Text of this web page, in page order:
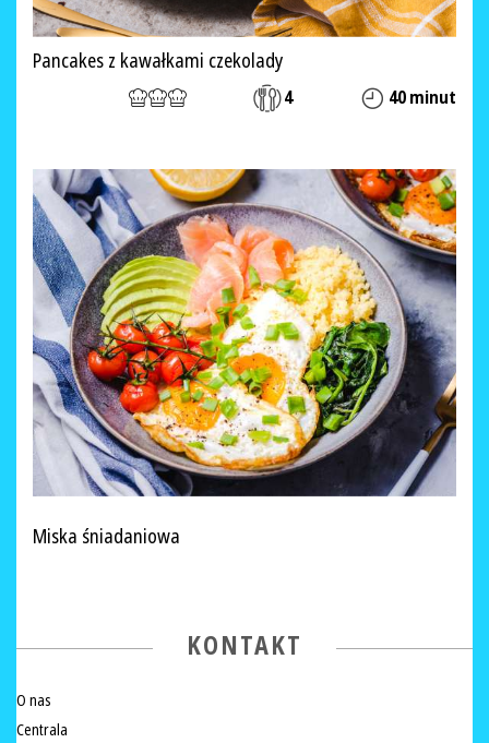
Pancakes z kawałkami czekolady
4 40 minut
Miska śniadaniowa
KONTAKT
O nas
Centrala